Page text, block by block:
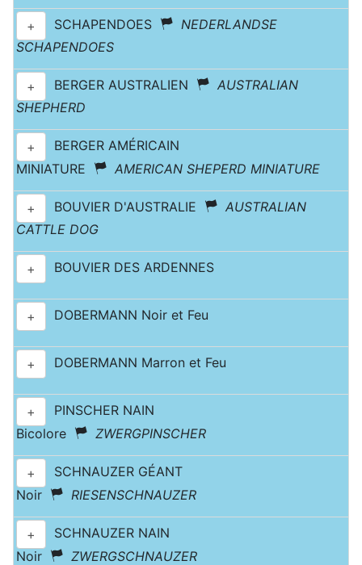
+ SCHAPENDOES
NEDERLANDSE
SCHAPENDOES
+ BERGER AUSTRALIEN
AUSTRALIAN
SHEPHERD
+
BERGER AMÉRICAIN
MINIATURE
AMERICAN SHEPERD MINIATURE
+ BOUVIER D'AUSTRALIE
AUSTRALIAN
CATTLE DOG
+ BOUVIER DES ARDENNES
+ DOBERMANN Noir et Feu
+ DOBERMANN Marron et Feu
+
PINSCHER NAIN
Bicolore
ZWERGPINSCHER
+
SCHNAUZER GÉANT
Noir
RIESENSCHNAUZER
+
SCHNAUZER NAIN
Noir
ZWERGSCHNAUZER